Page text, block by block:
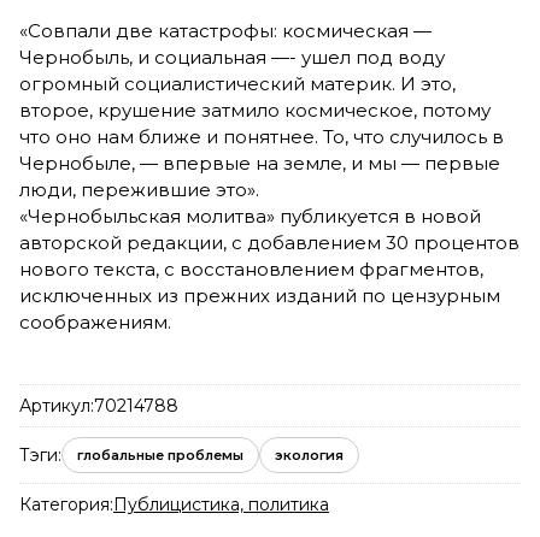
«Совпали две катастрофы: космическая —
Чернобыль, и социальная —- ушел под воду
огромный социалистический материк. И это,
второе, крушение затмило космическое, потому
что оно нам ближе и понятнее. То, что случилось в
Чернобыле, — впервые на земле, и мы — первые
люди, пережившие это».
«Чернобыльская молитва» публикуется в новой
авторской редакции, с добавлением 30 процентов
нового текста, с восстановлением фрагментов,
исключенных из прежних изданий по цензурным
соображениям.
Артикул:70214788
Тэги: глобальные проблемы экология
Категория:Публицистика, политика